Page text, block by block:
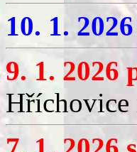
10. 1.
9. 1. 2026
Hříchovice